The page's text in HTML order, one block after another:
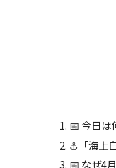
📅 今日は
⚓「海上
📅 なぜ4